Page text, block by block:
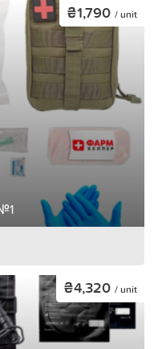
₴1,790 / unit
₴4,320 / unit